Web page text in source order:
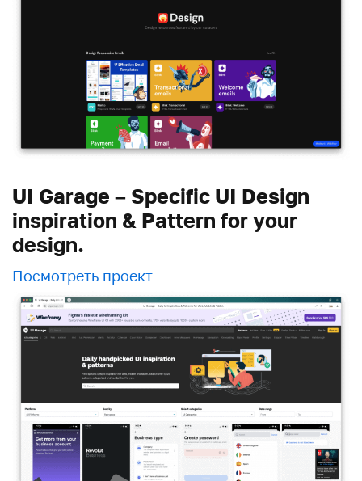
UI Garage – Specific UI Design
inspiration & Pattern for your
design.
Посмотреть проект